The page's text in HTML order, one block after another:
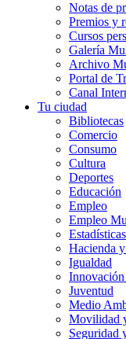
Notas de
Premios y
Cursos
Galería
Archivo
Portal de
Canal
Tu ciudad
Bibliotecas
Comercio
Consumo
Cultura
Deportes
Educación
Empleo
Empleo
Estadísticas
Hacienda
Igualdad
Juventud
Medio
Movilidad
Seguridad